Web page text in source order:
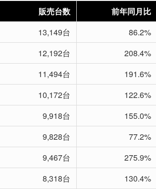
販売台数
前年同月比
13,149台
86.2%
12,192台
208.4%
11,494台
191.6%
10,172台
122.6%
9,918台
155.0%
9,828台
77.2%
9,467台
275.9%
8,318台
130.4%